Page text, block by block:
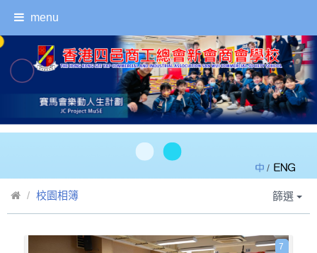
menu
/
校園相簿 篩選
7